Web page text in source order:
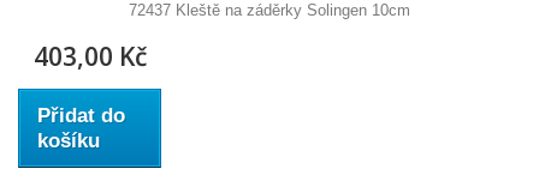
72437 Kleště na záděrky Solingen 10cm
403,00 Kč
Přidat do
košíku